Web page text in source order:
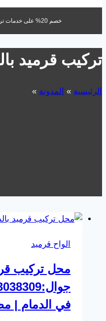
خصم 20% على خدمات تركيب مظلات وسواتر برجولات
تركيب قرميد
الرئيسية » المدونة »
الواح قرميد
محل تركيب
في الدمام |